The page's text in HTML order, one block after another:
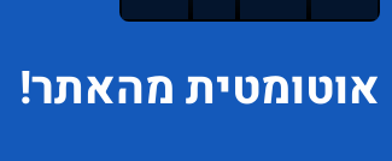
אוטומטית מהאתר!